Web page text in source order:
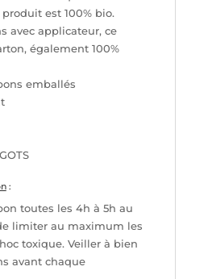
est 100% bio.
avec applicateur, ce
également 100%
emballés
:
toutes les 4h à 5h au
limiter au maximum les
toxique. Veiller à bien
avant chaque